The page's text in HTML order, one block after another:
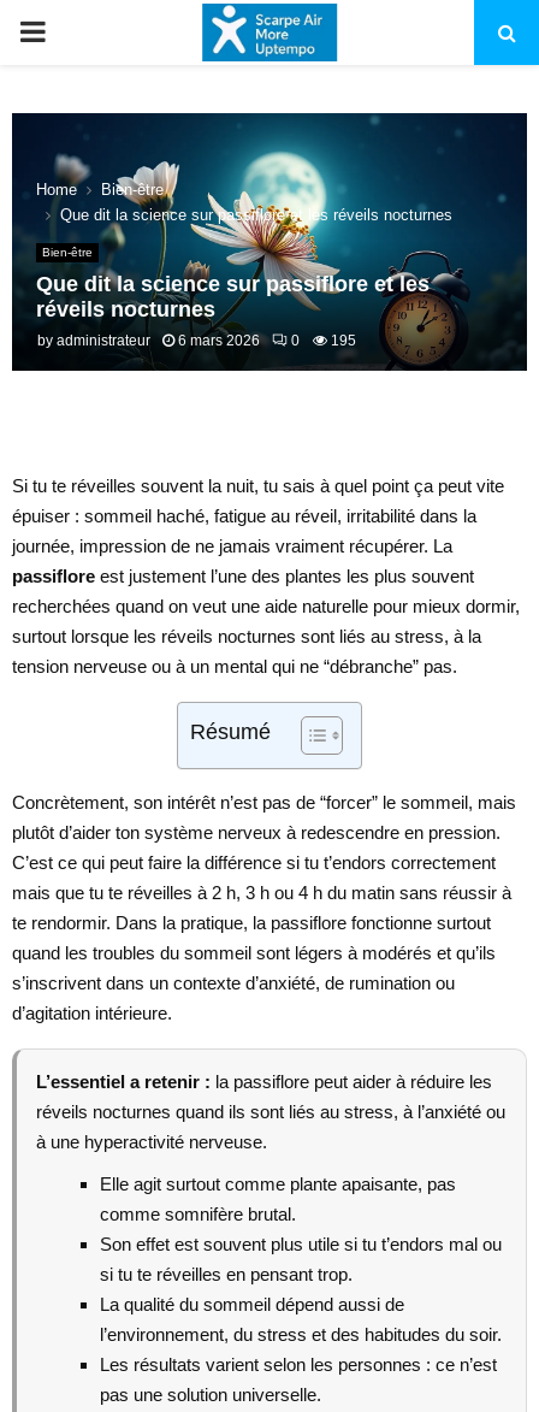
PRIMARY
Home
Bien-être
Que dit la science sur passiflore et les réveils nocturnes
Bien-être
Que dit la science sur passiflore et les
réveils nocturnes
by administrateur 6 mars 2026 0 195
Si tu te réveilles souvent la nuit, tu sais à quel point ça peut vite
épuiser : sommeil haché, fatigue au réveil, irritabilité dans la
journée, impression de ne jamais vraiment récupérer. La
passiflore est justement l’une des plantes les plus souvent
recherchées quand on veut une aide naturelle pour mieux dormir,
surtout lorsque les réveils nocturnes sont liés au stress, à la
tension nerveuse ou à un mental qui ne “débranche” pas.
Résumé
Concrètement, son intérêt n’est pas de “forcer” le sommeil, mais
plutôt d’aider ton système nerveux à redescendre en pression.
C’est ce qui peut faire la différence si tu t’endors correctement
mais que tu te réveilles à 2 h, 3 h ou 4 h du matin sans réussir à
te rendormir. Dans la pratique, la passiflore fonctionne surtout
quand les troubles du sommeil sont légers à modérés et qu’ils
s’inscrivent dans un contexte d’anxiété, de rumination ou
d’agitation intérieure.
L’essentiel a retenir : la passiflore peut aider à réduire les
réveils nocturnes quand ils sont liés au stress, à l’anxiété ou
à une hyperactivité nerveuse.
Elle agit surtout comme plante apaisante, pas
comme somnifère brutal.
Son effet est souvent plus utile si tu t’endors mal ou
si tu te réveilles en pensant trop.
La qualité du sommeil dépend aussi de
l’environnement, du stress et des habitudes du soir.
Les résultats varient selon les personnes : ce n’est
pas une solution universelle.